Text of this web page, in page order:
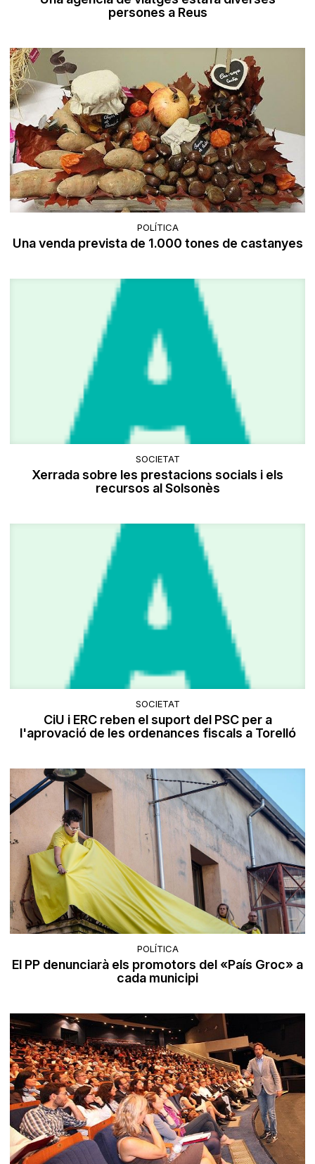
persones a Reus
POLÍTICA
Una venda prevista de 1.000 tones de castanyes
SOCIETAT
Xerrada sobre les prestacions socials i els
recursos al Solsonès
SOCIETAT
CiU i ERC reben el suport del PSC per a
l'aprovació de les ordenances fiscals a Torelló
POLÍTICA
El PP denunciarà els promotors del «País Groc» a
cada municipi